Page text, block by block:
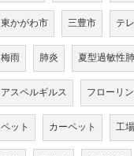
東かがわ市 三豊市 テ
梅雨 肺炎 夏型過敏性
アスペルギルス フローリ
ペット カーペット 工場